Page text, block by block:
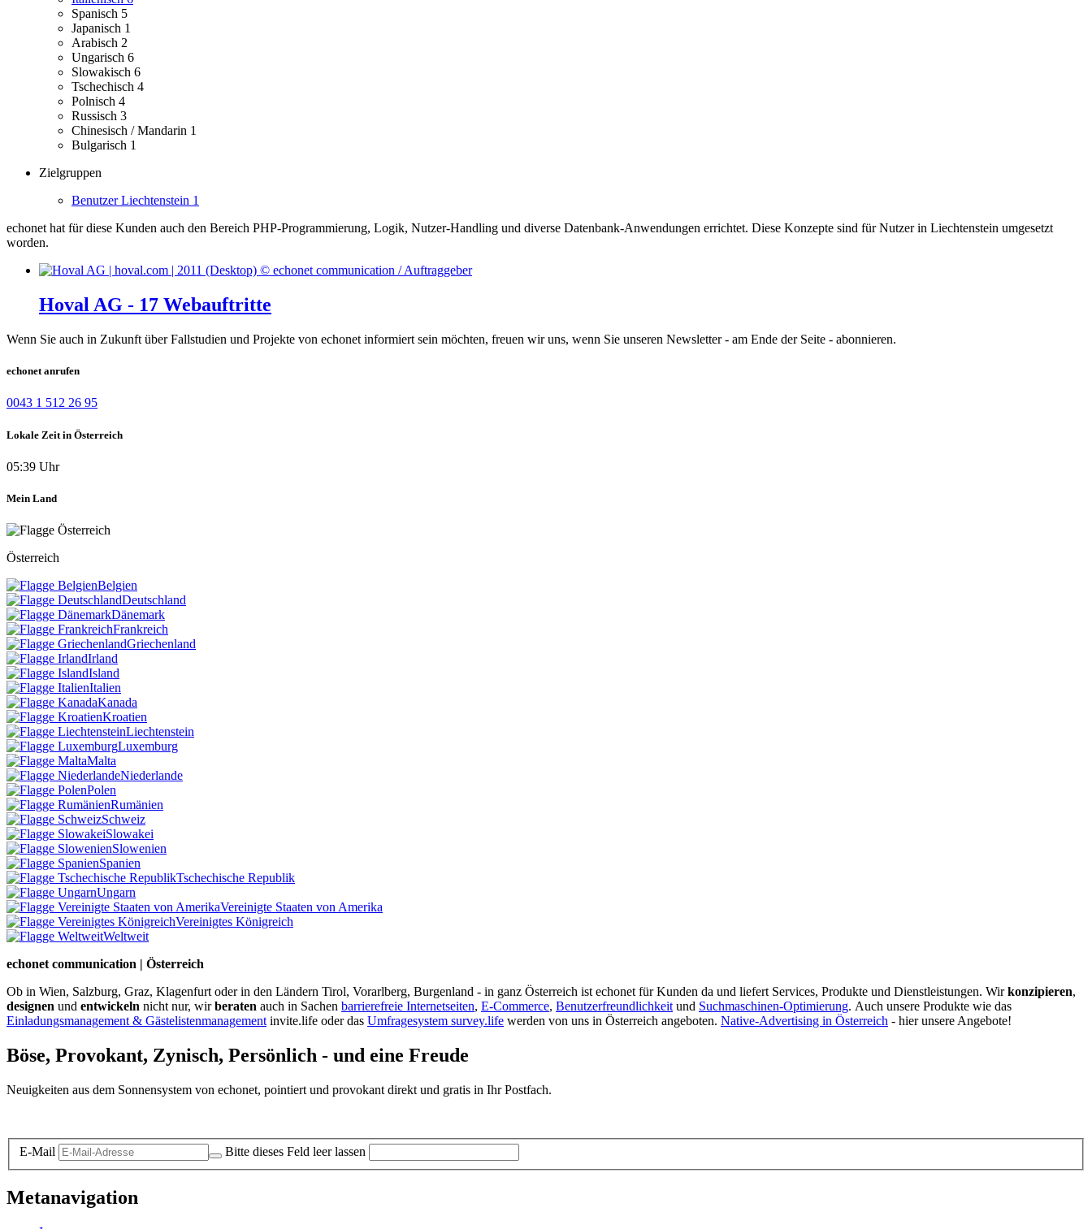
Spanisch 5
Japanisch 1
Arabisch 2
Ungarisch 6
Slowakisch 6
Tschechisch 4
Polnisch 4
Russisch 3
Chinesisch / Mandarin 1
Bulgarisch 1
Zielgruppen
Benutzer Liechtenstein 1
echonet hat für diese Kunden auch den Bereich PHP-Programmierung, Logik, Nutzer-Handling und diverse Datenbank-Anwendungen errichtet. Diese Konzepte sind für Nutzer in Liechtenstein umgesetzt
worden.
Hoval AG - 17 Webauftritte
Wenn Sie auch in Zukunft über Fallstudien und Projekte von echonet informiert sein möchten, freuen wir uns, wenn Sie unseren Newsletter - am Ende der Seite - abonnieren.
echonet anrufen
0043 1 512 26 95
Lokale Zeit in Österreich
05:39 Uhr
Mein Land
Österreich
Belgien
Deutschland
Dänemark
Frankreich
Griechenland
Irland
Island
Italien
Kanada
Kroatien
Liechtenstein
Luxemburg
Malta
Niederlande
Polen
Rumänien
Schweiz
Slowakei
Slowenien
Spanien
Tschechische Republik
Ungarn
Vereinigte Staaten von Amerika
Vereinigtes Königreich
Weltweit
echonet communication | Österreich
Ob in Wien, Salzburg, Graz, Klagenfurt oder in den Ländern Tirol, Vorarlberg, Burgenland - in ganz Österreich ist echonet für Kunden da und liefert Services, Produkte und Dienstleistungen. Wirkonzipieren,
designen und entwickeln nicht nur, wirberaten auch in Sachen barrierefreie Internetseiten, E-Commerce, Benutzerfreundlichkeit und Suchmaschinen-Optimierung. Auch unsere Produkte wie das
Einladungsmanagement & Gästelistenmanagement invite.life oder das Umfragesystem survey.life werden von uns in Österreich angeboten. Native-Advertising in Österreich - hier unsere Angebote!
Böse, Provokant, Zynisch, Persönlich - und eine Freude
Neuigkeiten aus dem Sonnensystem von echonet, pointiert und provokant direkt und gratis in Ihr Postfach.
E-Mail Bitte dieses Feld leer lassen
Metanavigation